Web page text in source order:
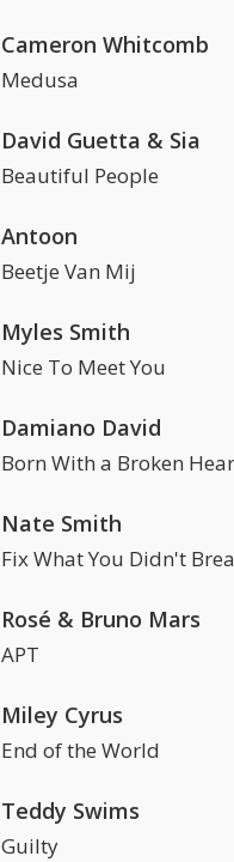
Cameron Whitcomb
Medusa
David Guetta & Sia
Beautiful People
Antoon
Beetje Van Mij
Myles Smith
Nice To Meet You
Damiano David
Born With a Broken
Nate Smith
Fix What You Didn't
Rosé & Bruno Mars
APT
Miley Cyrus
End of the World
Teddy Swims
Guilty